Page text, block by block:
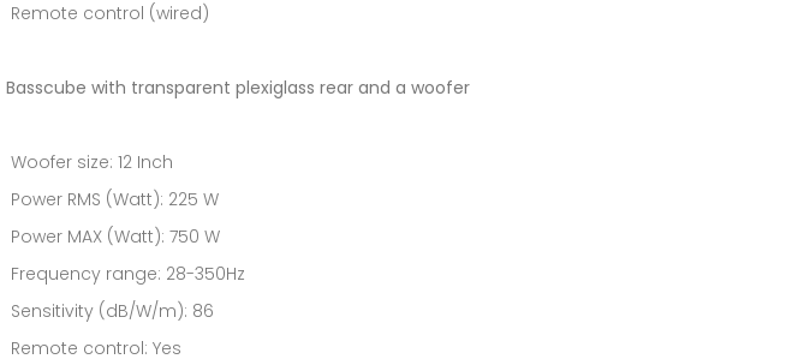
Remote control (wired)
Basscube with transparent plexiglass rear and a woofer
Woofer size: 12 Inch
Power RMS (Watt): 225 W
Power MAX (Watt): 750 W
Frequency range: 28-350Hz
Sensitivity (dB/W/m): 86
Remote control: Yes